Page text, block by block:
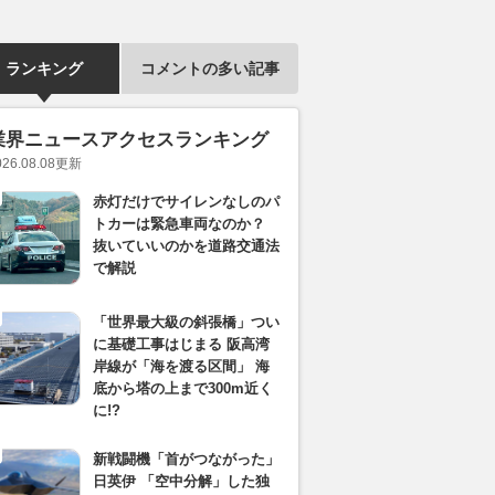
ランキング コメントの多い記事
界ニュースアクセスランキング
更新
赤灯だけでサイレンなしのパ
トカーは緊急車両なのか？
抜いていいのかを道路交通法
で解説
「世界最大級の斜張橋」つい
に基礎工事はじまる 阪高湾
岸線が「海を渡る区間」 海
底から塔の上まで300m近く
に!?
新戦闘機「首がつながった」
日英伊 「空中分解」した独